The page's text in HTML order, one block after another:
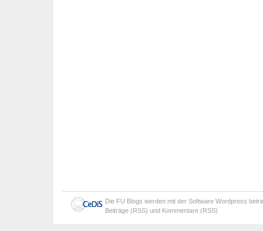
Die FU Blogs werden mit der Software Wordpress
Beiträge (RSS) und Kommentare (RSS)